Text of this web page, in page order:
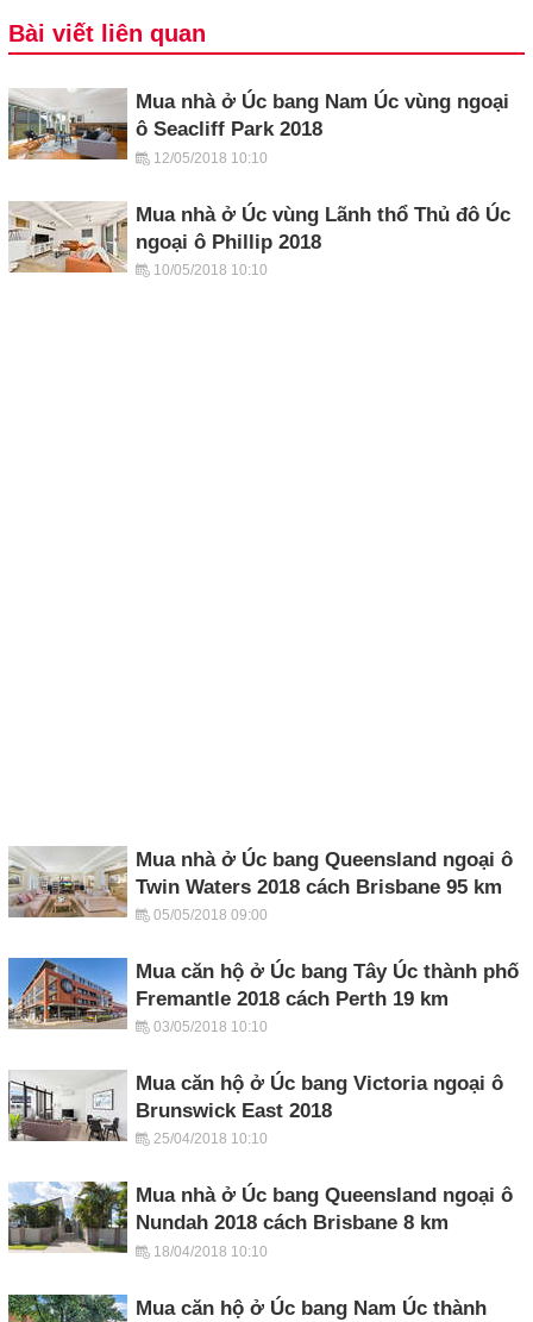
Bài viết liên quan
Mua nhà ở Úc bang Nam Úc vùng ngoại
ô Seacliff Park 2018
12/05/2018 10:10
Mua nhà ở Úc vùng Lãnh thổ Thủ đô Úc
ngoại ô Phillip 2018
10/05/2018 10:10
Mua nhà ở Úc bang Queensland ngoại ô
Twin Waters 2018 cách Brisbane 95 km
05/05/2018 09:00
Mua căn hộ ở Úc bang Tây Úc thành phố
Fremantle 2018 cách Perth 19 km
03/05/2018 10:10
Mua căn hộ ở Úc bang Victoria ngoại ô
Brunswick East 2018
25/04/2018 10:10
Mua nhà ở Úc bang Queensland ngoại ô
Nundah 2018 cách Brisbane 8 km
18/04/2018 10:10
Mua căn hộ ở Úc bang Nam Úc thành